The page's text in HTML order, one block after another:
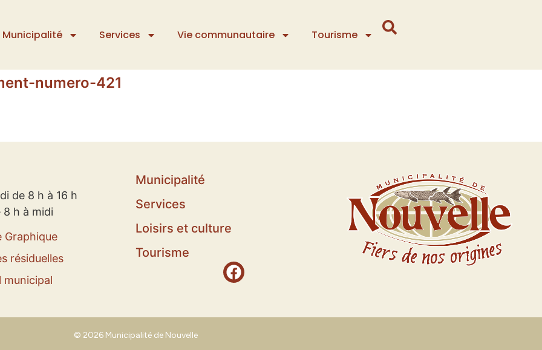
Municipalité Services Vie communautaire Tourisme
numero-421
de 8 h à 16 h
8 h à midi
Graphique
résiduelles
municipal
Municipalité
Services
Loisirs et culture
Tourisme
© 2026 Municipalité de Nouvelle